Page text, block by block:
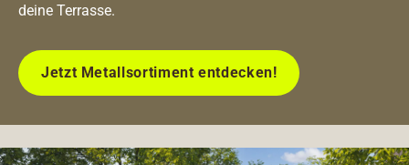
deine Terrasse.
Jetzt Metallsortiment entdecken!